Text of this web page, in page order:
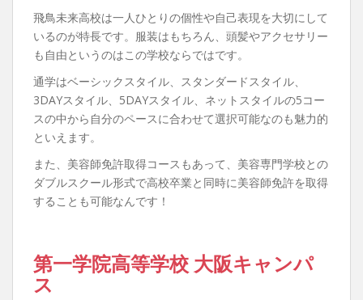
飛鳥未来高校は一人ひとりの個性や自己表現を大切にして
いるのが特長です。服装はもちろん、頭髪やアクセサリー
も自由というのはこの学校ならではです。
通学はベーシックスタイル、スタンダードスタイル、
3DAYスタイル、5DAYスタイル、ネットスタイルの5コー
スの中から自分のペースに合わせて選択可能なのも魅力的
といえます。
また、美容師免許取得コースもあって、美容専門学校との
ダブルスクール形式で高校卒業と同時に美容師免許を取得
することも可能なんです！
第一学院高等学校 大阪キャンパ
ス